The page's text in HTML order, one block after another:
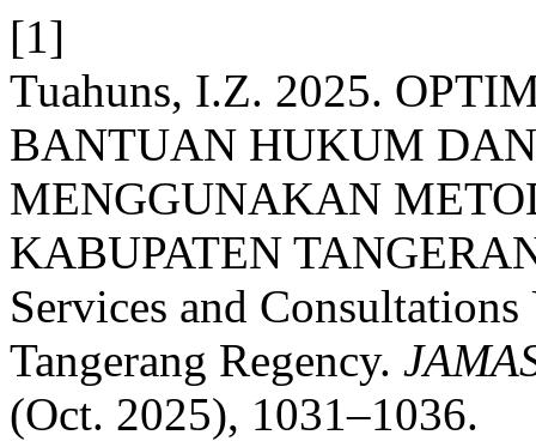
[1]
Tuahuns, I.Z. 2025.
BANTUAN HUKUM
MENGGUNAKAN
KABUPATEN
Services and
Tangerang Regency.
(Oct. 2025), 1031–1036.